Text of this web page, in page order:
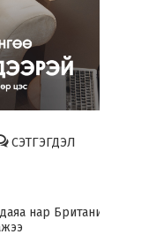
СЭТГЭГДЭЛ
нар Британид